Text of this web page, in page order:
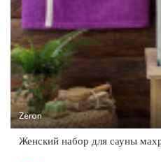
Zeron
Женский набор для сауны